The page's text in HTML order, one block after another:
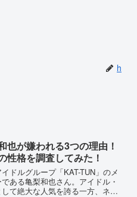
h
也が嫌われる3つの理由！
性格を調査してみた！
イドルグループ「KAT-TUN」のメ
である亀梨和也さん。アイドル・
て絶大な人気を誇る一方、ネッ